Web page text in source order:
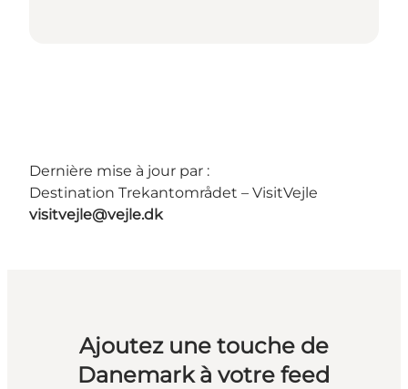
Dernière mise à jour par :
Destination Trekantområdet – VisitVejle
visitvejle@vejle.dk
Ajoutez une touche de
Danemark à votre feed